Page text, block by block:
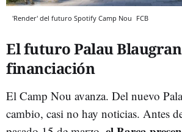
'Render' del futuro Spotify Camp Nou FCB
El futuro Palau
financiación
El Camp Nou avanza. Del nuevo
cambio, casi no hay noticias. Antes